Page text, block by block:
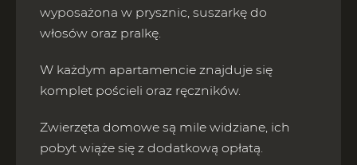
wyposażona w prysznic, suszarkę do
włosów oraz pralkę.
W każdym apartamencie znajduje się
komplet pościeli oraz ręczników.
Zwierzęta domowe są mile widziane, ich
pobyt wiąże się z dodatkową opłatą.